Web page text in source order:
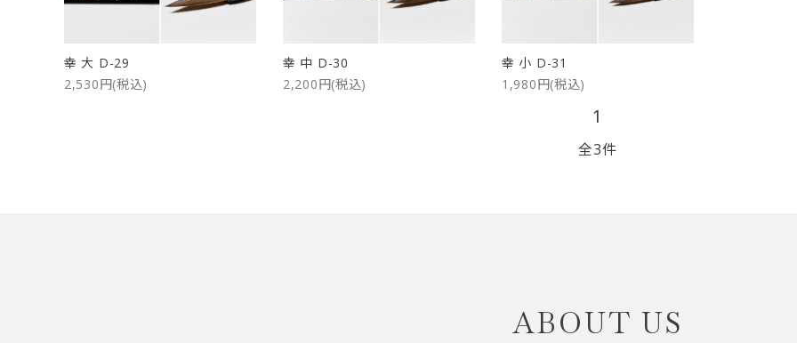
特定商取引法について
幸 大 D-29
2,530円(税込)
幸 中 D-30
2,200円(税込)
幸 小 D-31
1,980円(税込)
1
全3件
ABOUT US